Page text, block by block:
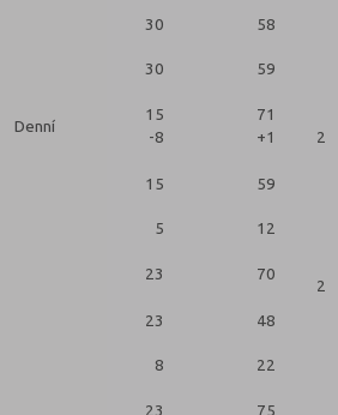
30 58
30 59
Denní
15
-8
71
+1
2
15 59
5 12
23 70
2
23 48
8 22
23 75